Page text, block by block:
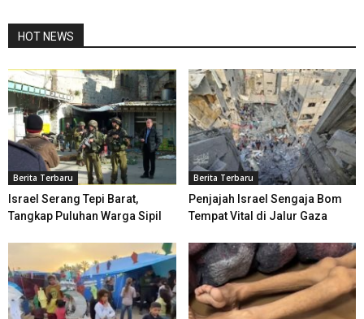
HOT NEWS
Berita Terbaru
Israel Serang Tepi Barat,
Tangkap Puluhan Warga Sipil
Berita Terbaru
Penjajah Israel Sengaja Bom
Tempat Vital di Jalur Gaza